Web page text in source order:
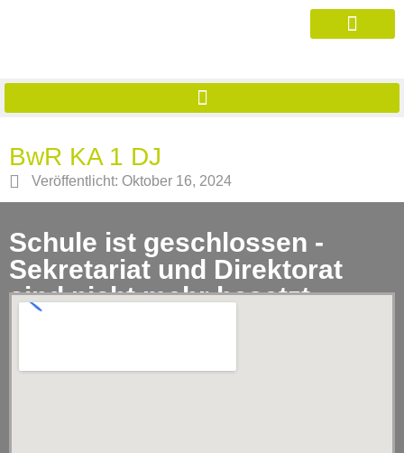
BwR KA 1 DJ
Veröffentlicht: Oktober 16, 2024
Schule ist geschlossen -
Sekretariat und Direktorat
sind nicht mehr besetzt.